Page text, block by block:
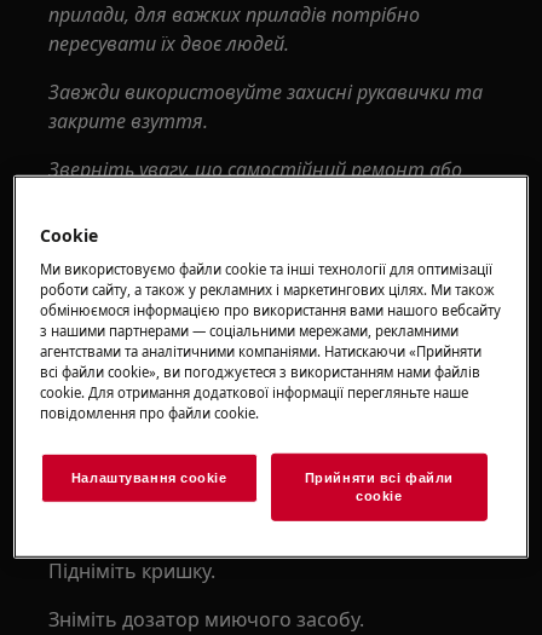
прилади, для важких приладів потрібно
пересувати їх двоє людей.
Завжди використовуйте захисні рукавички та
закрите взуття.
Зверніть увагу, що самостійний ремонт або
для безпеки, якщо їх не зробити належним
1. Дозатор води
Підніміть кришку.
Зніміть дозатор миючого засобу.
Cookie
Ми використовуємо файли cookie та інші технології для оптимізації
роботи сайту, а також у рекламних і маркетингових цілях. Ми також
обмінюємося інформацією про використання вами нашого вебсайту
з нашими партнерами — соціальними мережами, рекламними
агентствами та аналітичними компаніями. Натискаючи «Прийняти
всі файли сookie», ви погоджуєтеся з використанням нами файлів
cookie. Для отримання додаткової інформації перегляньте наше
повідомлення про файли сookie.
Налаштування cookie
Прийняти всі файли
сookie